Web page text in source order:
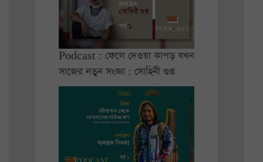
Podcast : ফেলে দেওয়া কাপড় যখন
সাজের নতুন সংজ্ঞা : সোহিনী গুপ্ত